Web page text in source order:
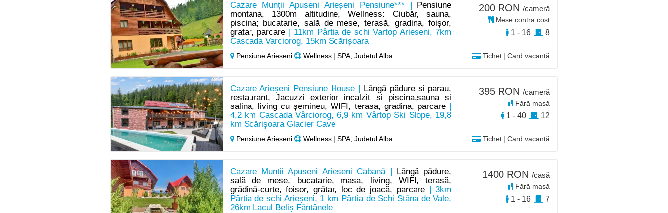
Cazare Munții Apuseni Arieșeni Pensiune*** |
Pensiune
montana, 1300m altitudine, Wellness: Ciubăr, sauna,
piscina; bucatarie, sală de mese, terasă, gradina, foișor,
gratar, parcare | 11km Pârtia de schi Vartop Arieseni, 7km
Cascada Varciorog, 15km Scărișoara
Pensiune Arieșeni Wellness | SPA, Județul Alba Tichet | Card vacanță
200 RON /cameră
Mese contra cost
1 - 16 8
Cazare Arieșeni Pensiune House |
Lângă pădure si parau,
restaurant, Jacuzzi exterior incalzit si piscina,sauna si
salina, living cu șemineu, WIFI, terasa, gradina, parcare
4,2 km Cascada Vârciorog, 6,9 km Vârtop Ski Slope, 19,8
km Scărişoara Glacier Cave
Pensiune Arieșeni Wellness | SPA, Județul Alba Tichet | Card vacanță
395 RON /cameră
Fără masă
1 - 40 12
Cazare Munții Apuseni Arieșeni Cabană |
Lângă pădure,
sală de mese, bucatarie, masa, living, WIFI, terasă,
grădină-curte, foișor, grătar, loc de joacă, parcare| 3km
Pârtia de schi Arieșeni, 1 km Pârtia de Schi Stâna de Vale,
26km Lacul Beliș Fântânele
1400 RON /casă
Fără masă
1 - 16 7